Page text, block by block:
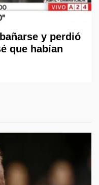
y perdió
que habían